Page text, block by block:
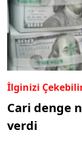
İlginizi
Cari denge
verdi